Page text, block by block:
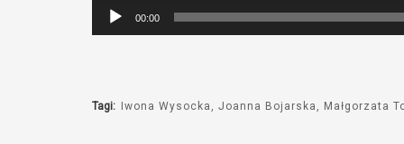
Odtwarzacz
plików
00:00
Tagi: Iwona Wysocka Joanna Bojarska Małgorzata